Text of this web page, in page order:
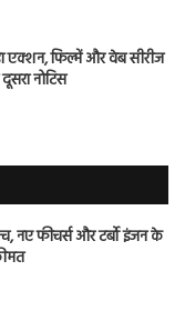
एक्शन, फिल्में और वेब सीरीज
नोटिस
नए फीचर्स और टर्बो इंजन के